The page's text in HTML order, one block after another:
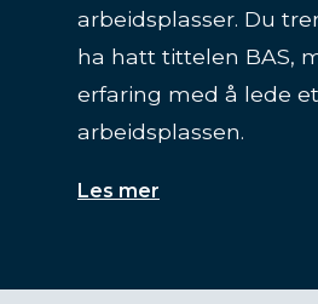
ikke å ha hatt tittelen
ha erfaring med å
arbeidsplassen.
Les mer